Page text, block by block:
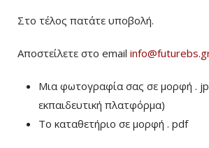
Στο τέλος πατάτε υποβολή.
Αποστείλετε στο email
Μια φωτογραφία σας σε μορφή .
εκπαιδευτική πλατφόρμα)
To καταθετήριο σε μορφή . pdf